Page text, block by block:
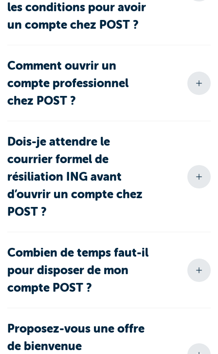
les conditions pour avoir
un compte chez POST ?
Comment ouvrir un
compte professionnel
chez POST ?
Dois-je attendre le
courrier formel de
résiliation ING avant
d’ouvrir un compte chez
POST ?
Combien de temps faut-il
pour disposer de mon
compte POST ?
Proposez-vous une offre
de bienvenue